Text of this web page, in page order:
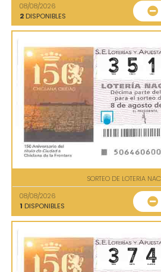
08/08/2026
2 DISPONIBLES
SORTEO DE LOTERIA
08/08/2026
1 DISPONIBLES